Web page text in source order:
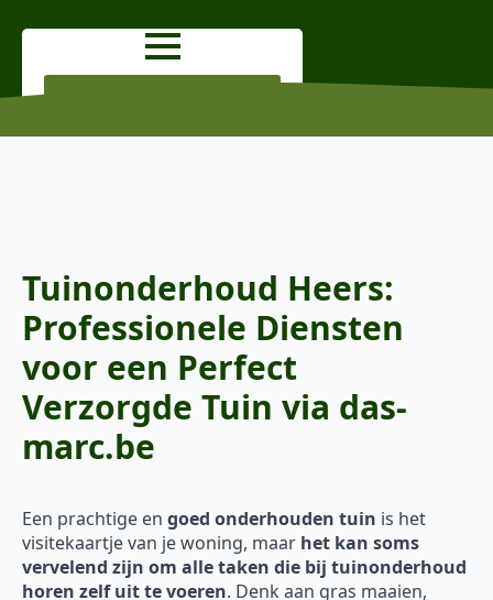
Tuinonderhoud Heers:
Professionele Diensten
voor een Perfect
Verzorgde Tuin via das-
marc.be
Een prachtige en goed onderhouden tuin is het
visitekaartje van je woning, maar het kan soms
vervelend zijn om alle taken die bij tuinonderhoud
horen zelf uit te voeren. Denk aan gras maaien,